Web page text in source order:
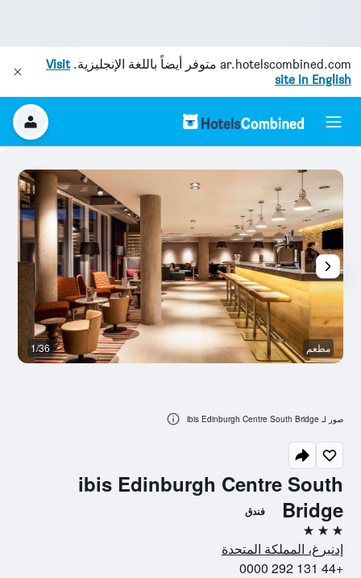
ar.hotelscombined.com متوفر أيضاً باللغة الإنجليزية.Visit
site in English
ibis Edinburgh Centre South
Bridge
فندق
3 نجوم
إدنبرغ، المملكة المتحدة
+44 131 292 0000
مطعم 1/36
صور لـ ibis Edinburgh Centre South Bridge